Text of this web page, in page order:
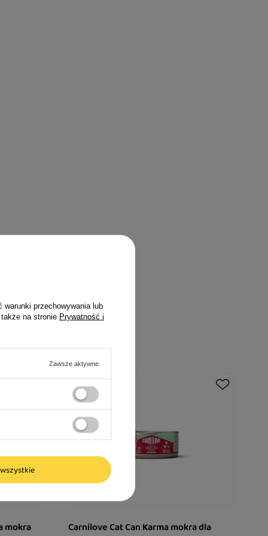
mokra
Carnilove Cat Can Karma mokra dla
warunki przechowywania lub
na stronie Prywatność i
Zawsze aktywne